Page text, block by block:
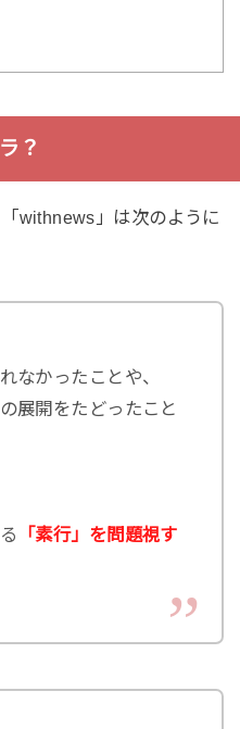
？
withnews」は次のように
なかったことや、
展開をたどったこと
「素行」を問題視す